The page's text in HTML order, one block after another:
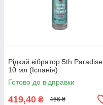
Рідкий вібратор 5th Paradise
10 мл (Іспанія)
Готово до відправки
419,40 ₴ 466 ₴